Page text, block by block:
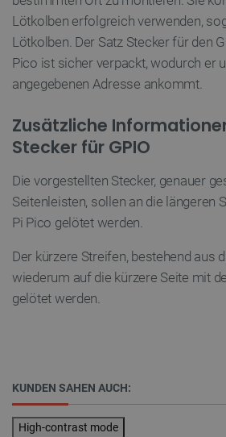
Lötkolben erfolgreich verwenden,
Lötkolben. Der Satz Stecker für den
Pico ist sicher verpackt, wodurch er
angegebenen Adresse ankommt.
Zusätzliche
Stecker für GPIO
Die vorgestellten Stecker, genauer
Seitenleisten, sollen an die längeren
Pi Pico gelötet werden.
Der kürzere Streifen, bestehend aus
wiederum auf die kürzere Seite mit
gelötet werden.
KUNDEN SAHEN AUCH:
High-contrast mode
PrestaShop-
critData
_lb